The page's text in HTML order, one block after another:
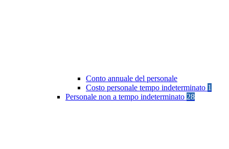
Conto annuale del personale
Costo personale tempo indeterminato 1
Personale non a tempo indeterminato 28